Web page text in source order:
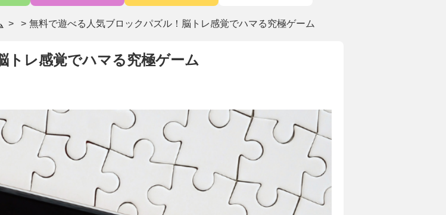
> 無料で遊べる人気ブロックパズル！脳トレ感覚でハマる究極ゲーム
トレ感覚でハマる究極ゲーム